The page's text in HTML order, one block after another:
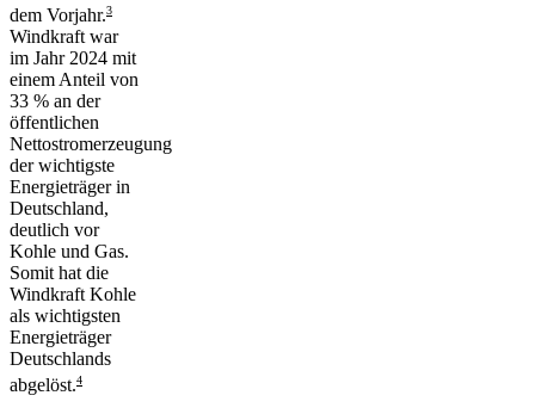
dem Vorjahr.3
Windkraft war
im Jahr 2024 mit
einem Anteil von
33 % an der
öffentlichen
Nettostromerzeugung
der wichtigste
Energieträger in
Deutschland,
deutlich vor
Kohle und Gas.
Somit hat die
Windkraft Kohle
als wichtigsten
Energieträger
Deutschlands
abgelöst.4